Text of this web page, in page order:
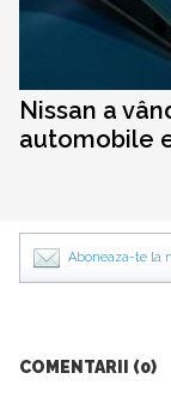
Nissan a
automobile
Aboneaza-te la
COMENTARII (0)